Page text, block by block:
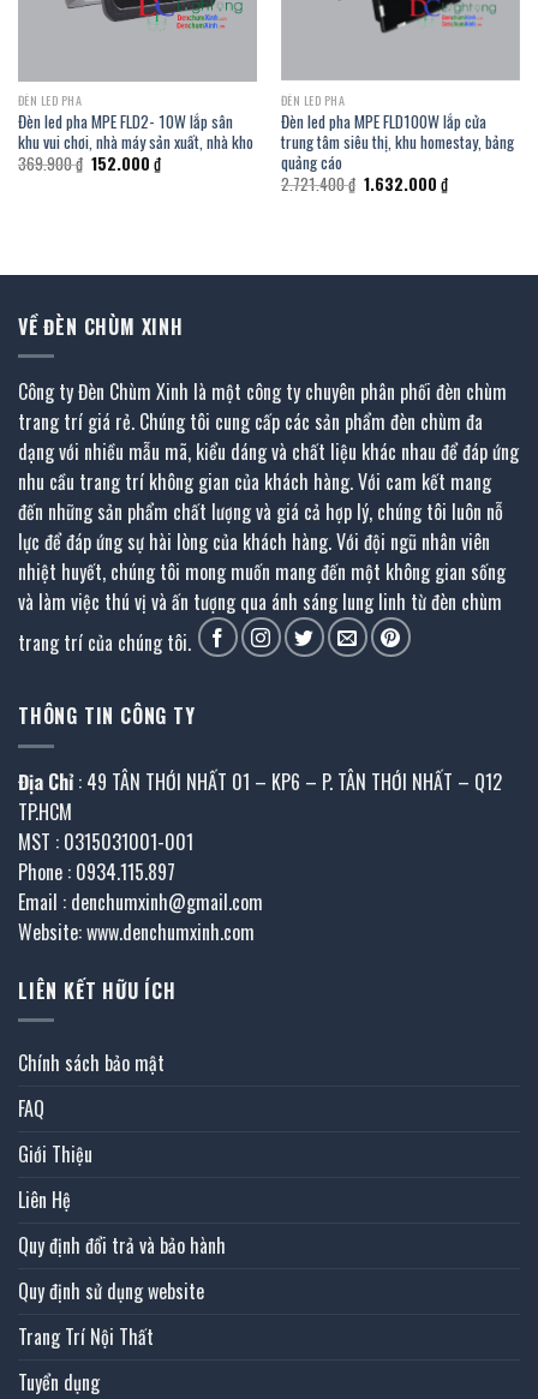
ĐÈN LED PHA
Đèn led pha MPE FLD2- 10W lắp sân
khu vui chơi, nhà máy sản xuất, nhà kho
369.900₫ Giá
gốc
152.000 ₫Giá
hiện
ĐÈN LED PHA
Đèn led pha MPE FLD100W lắp cửa
trung tâm siêu thị, khu homestay, bảng
quảng cáo
2.721.400₫ Giá
gốc
1.632.000 ₫Giá
hiện
VỀ ĐÈN CHÙM XINH
Công ty Đèn Chùm Xinh là một công ty chuyên phân phối đèn chùm
trang trí giá rẻ. Chúng tôi cung cấp các sản phẩm đèn chùm đa
dạng với nhiều mẫu mã, kiểu dáng và chất liệu khác nhau để đáp ứng
nhu cầu trang trí không gian của khách hàng. Với cam kết mang
đến những sản phẩm chất lượng và giá cả hợp lý, chúng tôi luôn nỗ
lực để đáp ứng sự hài lòng của khách hàng. Với đội ngũ nhân viên
nhiệt huyết, chúng tôi mong muốn mang đến một không gian sống
và làm việc thú vị và ấn tượng qua ánh sáng lung linh từ đèn chùm
trang trí của chúng tôi.
THÔNG TIN CÔNG TY
Địa Chỉ : 49 TÂN THỚI NHẤT 01 – KP6 – P. TÂN THỚI NHẤT – Q12
TP.HCM
MST : 0315031001-001
Phone : 0934.115.897
Email : denchumxinh@gmail.com
Website: www.denchumxinh.com
LIÊN KẾT HỮU ÍCH
Chính sách bảo mật
FAQ
Giới Thiệu
Liên Hệ
Quy định đổi trả và bảo hành
Quy định sử dụng website
Trang Trí Nội Thất
Tuyển dụng